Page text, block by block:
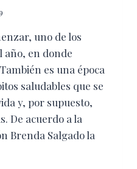
uno de los
año, en donde
es una época
saludables que se
y, por supuesto,
De acuerdo a la
Brenda Salgado la